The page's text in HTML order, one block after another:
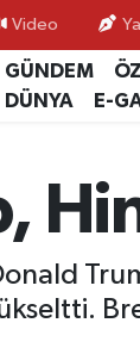
Video
GÜNDEM
DÜNYA
E-